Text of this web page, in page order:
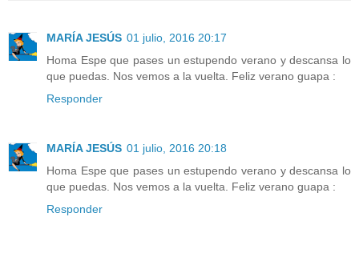
MARÍA JESÚS 01 julio, 2016 20:17
Homa Espe que pases un estupendo verano y descansa lo
que puedas. Nos vemos a la vuelta. Feliz verano guapa :
Responder
MARÍA JESÚS 01 julio, 2016 20:18
Homa Espe que pases un estupendo verano y descansa lo
que puedas. Nos vemos a la vuelta. Feliz verano guapa :
Responder